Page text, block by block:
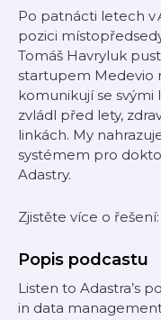
Po patnácti letech v
pozici
Tomáš Havryluk
startupem Medevio
komunikují se svými
zvládl před lety,
linkách. My
systémem pro
Adastry.
Zjistěte více o řešení:
Popis podcastu
Listen to Adastra’s
in data